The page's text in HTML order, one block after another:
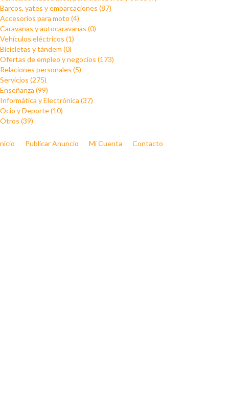
Barcos, yates y embarcaciones (87)
Accesorios para moto (4)
Caravanas y autocaravanas (0)
Vehículos eléctricos (1)
Bicicletas y tándem (0)
Ofertas de empleo y negocios (173)
Relaciones personales (5)
Servicios (275)
Enseñanza (99)
Informática y Electrónica (37)
Ocio y Deporte (10)
Otros (39)
Publicar Anuncio Mi Cuenta Contacto